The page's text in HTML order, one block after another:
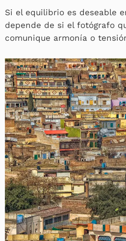
Si el equilibrio es deseable
depende de si el fotógrafo
comunique armonía o